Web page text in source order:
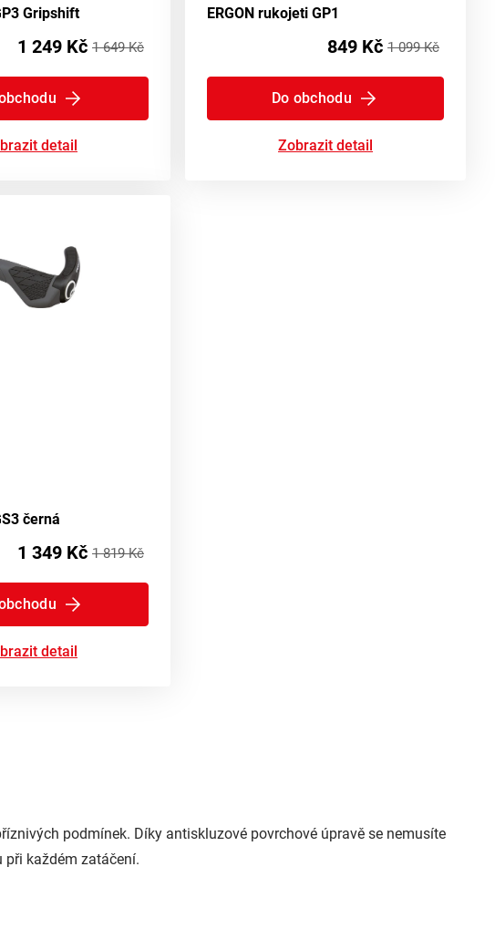
Gripshift
1 249 Kč 1 649 Kč
detail
ERGON rukojeti GP1
849 Kč 1 099 Kč
Do obchodu
Zobrazit detail
černá
1 349 Kč 1 819 Kč
detail
podmínek. Díky antiskluzové povrchové úpravě se nemusíte
při každém zatáčení.